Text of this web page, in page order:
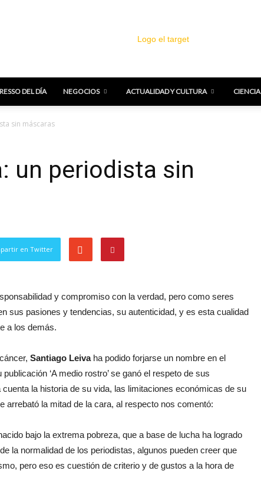
DEL DÍA NEGOCIOS ACTUALIDAD Y CULTURA CIENCIA
sin máscaras
un periodista sin
en Twitter
y compromiso con la verdad, pero como seres
sus pasiones y tendencias, su autenticidad, y es esta cualidad
a los demás.
Santiago Leivaha podido forjarse un nombre en el
‘A medio rostro’ se ganó el respeto de sus
la historia de su vida, las limitaciones económicas de su
arrebató la mitad de la cara, al respecto nos comentó:
bajo la extrema pobreza, que a base de lucha ha logrado
la normalidad de los periodistas, algunos pueden creer que
pero eso es cuestión de criterio y de gustos a la hora de